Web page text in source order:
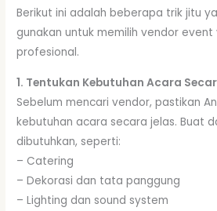
Berikut ini adalah beberapa trik jitu
gunakan untuk memilih vendor
profesional.
1. Tentukan Kebutuhan Acara
Sebelum mencari vendor, pastikan
kebutuhan acara secara jelas. Buat
dibutuhkan, seperti:
– Catering
– Dekorasi dan tata panggung
– Lighting dan sound system